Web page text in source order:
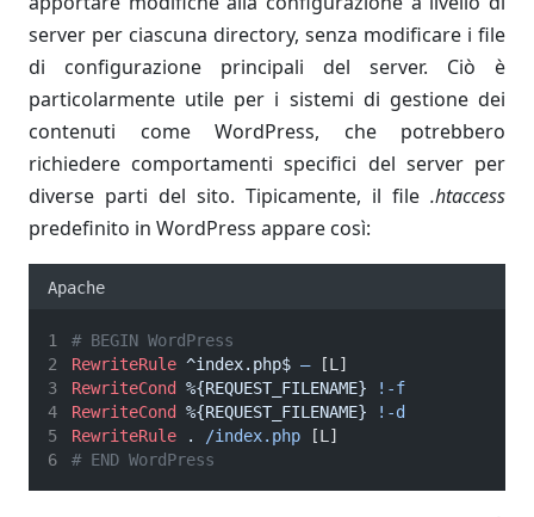
server per ciascuna directory, senza modificare i file
di configurazione principali del server. Ciò è
particolarmente utile per i sistemi di gestione dei
contenuti come WordPress, che potrebbero
richiedere comportamenti specifici del server per
diverse parti del sito. Tipicamente, il file .htaccess
predefinito in WordPress appare così:
Apache
# BEGIN WordPress
RewriteRule ^index.php$ – [L]
RewriteCond
%{REQUEST_FILENAME}
!-f
RewriteCond
%{REQUEST_FILENAME}
!-d
RewriteRule
. /index.php [L]
# END WordPress